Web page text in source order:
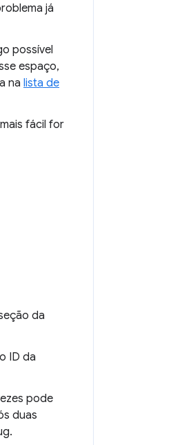
já
possível
espaço,
na lista de
fácil for
da
ID da
pode
duas